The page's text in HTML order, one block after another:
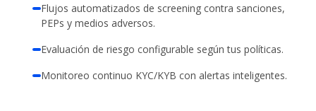
Flujos automatizados de screening contra sanciones,
PEPs y medios adversos.
Evaluación de riesgo configurable según tus políticas.​
Monitoreo continuo KYC/KYB con alertas inteligentes.​